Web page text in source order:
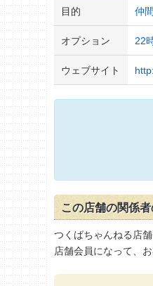
目的 仲
オプション 22
ウェブサイト
この店舗の関係
つくばちゃんねる店
店舗会員になって、